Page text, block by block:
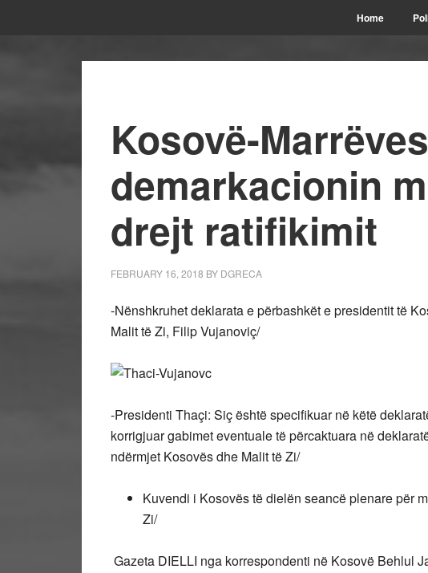
Home
Kosovë-
demarkacionin
drejt ratifikimit
FEBRUARY 16, 2018 BY DGRECA
-Nënshkruhet deklarata e përbashkët e presidentit të
Malit të Zi, Filip Vujanoviç/
-Presidenti Thaçi: Siç është specifikuar në këtë
korrigjuar gabimet eventuale të përcaktuara në
ndërmjet Kosovës dhe Malit të Zi/
Kuvendi i Kosovës të dielën seancë plenare për
Zi/
Gazeta DIELLI nga korrespondenti në Kosovë Behlul